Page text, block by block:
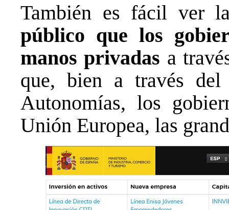
También es fácil ver
público que los
manos privadas a
que, bien a través
Autonomías, los
Unión Europea, las